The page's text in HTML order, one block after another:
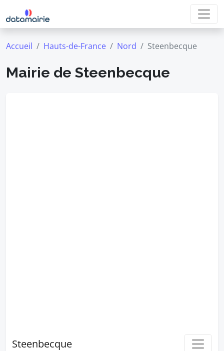
Accueil Hauts-de-France Nord Steenbecque
Mairie de Steenbecque
Steenbecque